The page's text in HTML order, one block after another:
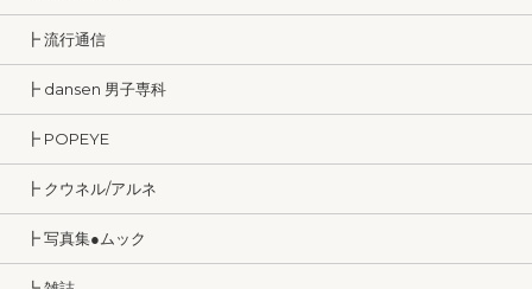
┣ 流行通信
┣ dansen 男子専科
┣ POPEYE
┣ クウネル/アルネ
┣ 写真集●ムック